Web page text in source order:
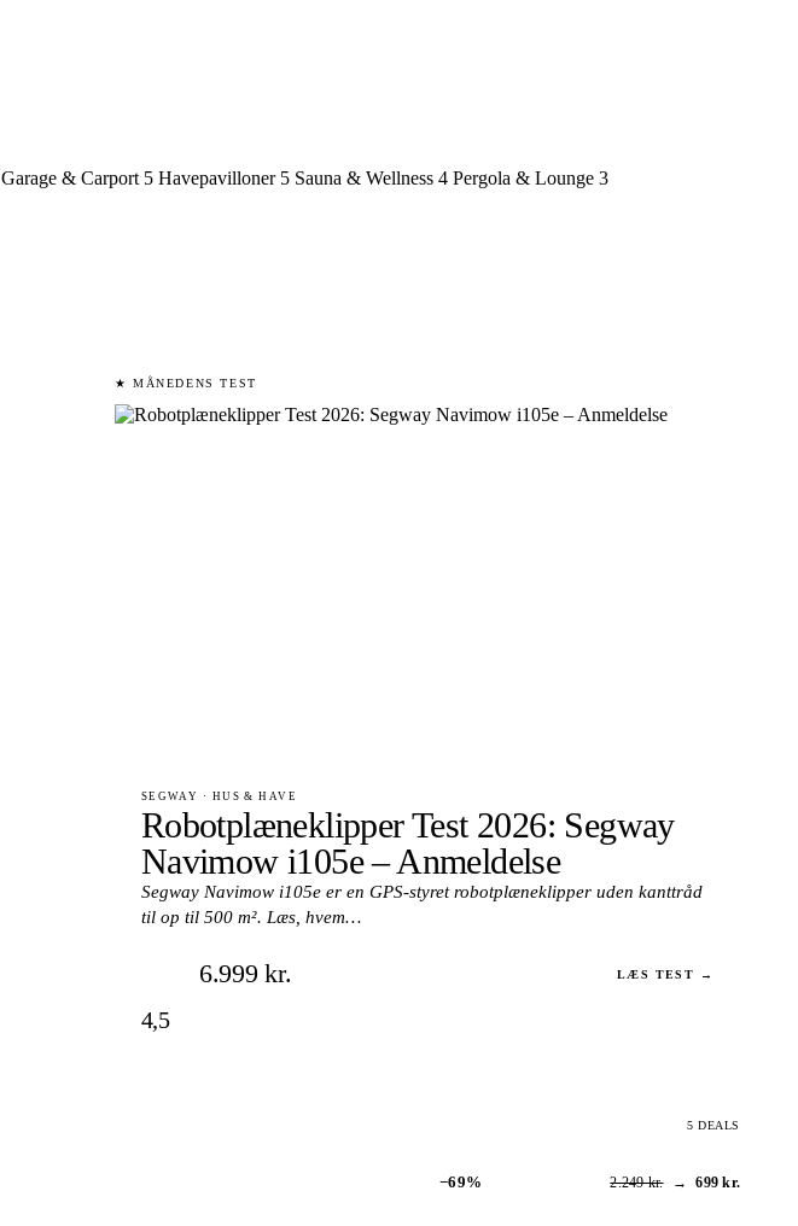
Garage & Carport 5 Havepavilloner 5 Sauna & Wellness 4 Pergola & Lounge 3
★ MÅNEDENS TEST
SEGWAY · HUS & HAVE
Robotplæneklipper Test 2026: Segway
Navimow i105e – Anmeldelse
Segway Navimow i105e er en GPS-styret robotplæneklipper uden kanttråd
til op til 500 m². Læs, hvem…
4,5
6.999 kr. LÆS TEST →
5 DEALS
−69% 2.249 kr. → 699 kr.